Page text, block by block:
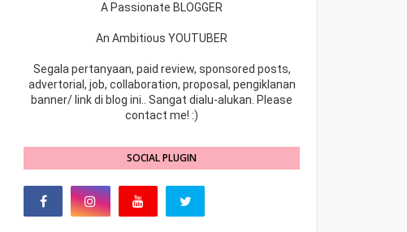
A Passionate BLOGGER
An Ambitious YOUTUBER
Segala pertanyaan, paid review, sponsored posts,
advertorial, job, collaboration, proposal, pengiklanan
banner/ link di blog ini.. Sangat dialu-alukan. Please
contact me! :)
SOCIAL PLUGIN